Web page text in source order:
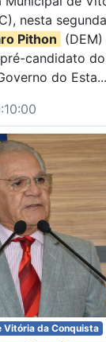
nesta
Pithon
candidato do
do Esta...
Vitória da Conquista